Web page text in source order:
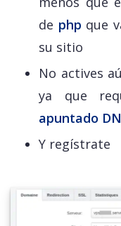
de php que
su sitio
No actives
ya que
apuntado
Y regístrate